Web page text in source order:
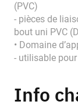
(PVC)
- pièces de
bout uni PVC
• Domaine
- utilisable
Info